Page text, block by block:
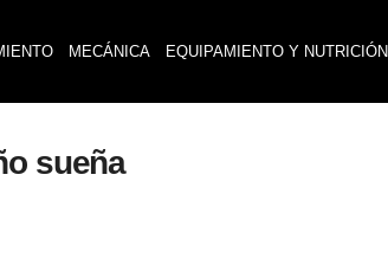
MECÁNICA EQUIPAMIENTO Y NUTRICIÓN
sueña